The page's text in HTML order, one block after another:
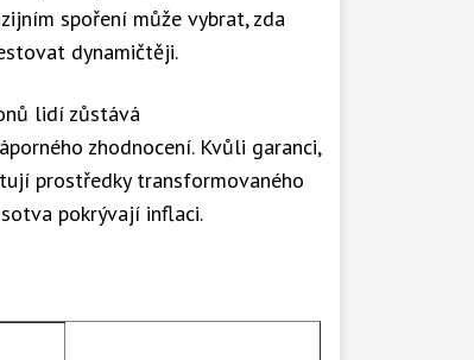
spoření může vybrat, zda
dynamičtěji.
lidí zůstává
zhodnocení. Kvůli garanci,
prostředky transformovaného
pokrývají inflaci.